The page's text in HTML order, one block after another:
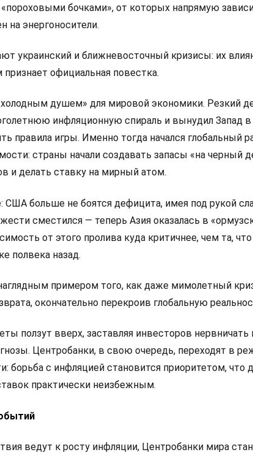
бочками», от которых напрямую
на энергоносители.
украинский и ближневосточный кризисы: их
признает официальная повестка.
душем» для мировой экономики. Резкий
инфляционную спираль и вынудил Запад в
правила игры. Именно тогда начался глобальный
страны начали создавать запасы «на черный
и делать ставку на мирный атом.
США больше не боятся дефицита, имея под рукой
сместился — теперь Азия оказалась в
от этого пролива куда критичнее, чем та,
полвека назад.
примером того, как даже мимолетный
окончательно перекроив глобальную
ползут вверх, заставляя инвесторов нервничать
Центробанки, в свою очередь, переходят в
борьба с инфляцией становится приоритетом, что
практически неизбежным.
ведут к росту инфляции, Центробанки мира